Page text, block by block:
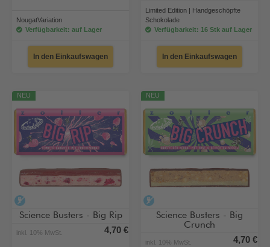
NougatVariation
Verfügbarkeit: auf Lager
In den Einkaufswagen
Limited Edition | Handgeschöpfte
Schokolade
Verfügbarkeit: 16 Stk auf Lager
In den Einkaufswagen
NEU
Science Busters - Big Rip
inkl. 10% MwSt. 4,70 €
NEU
Science Busters - Big
Crunch
inkl. 10% MwSt. 4,70 €